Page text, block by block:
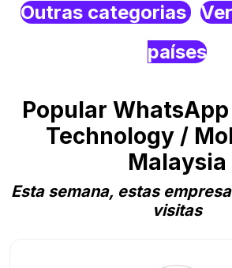
Outras categorias
países
Popular
Technology /
Malaysia
Esta semana, estas
visitas